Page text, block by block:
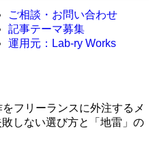
ご相談・お問い合わせ
記事テーマ募集
運用元：Lab-ry Works
をフリーランスに外注するメ
しない選び方と「地雷」の